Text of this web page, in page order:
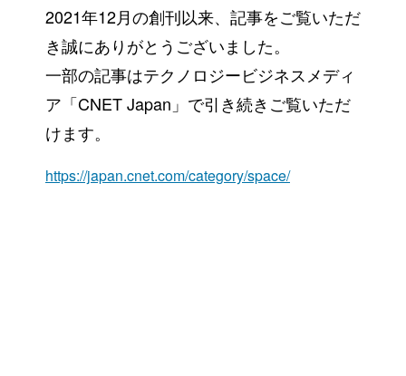
2021年12月の創刊以来、記事をご覧いただ
き誠にありがとうございました。
一部の記事はテクノロジービジネスメディ
ア「CNET Japan」で引き続きご覧いただ
けます。
https://japan.cnet.com/category/space/